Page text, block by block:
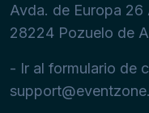
Avda. de Europa 26
28224 Pozuelo de
- Ir al formulario de